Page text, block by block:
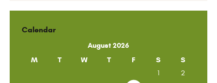
Calendar
August 2026
M
T W T F S S
1
2